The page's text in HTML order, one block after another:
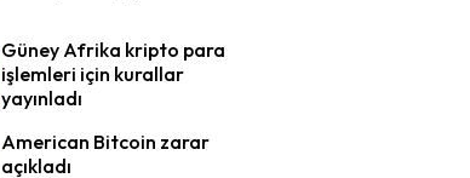
Güney Afrika kripto para
işlemleri için kurallar
yayınladı
American Bitcoin zarar
açıkladı